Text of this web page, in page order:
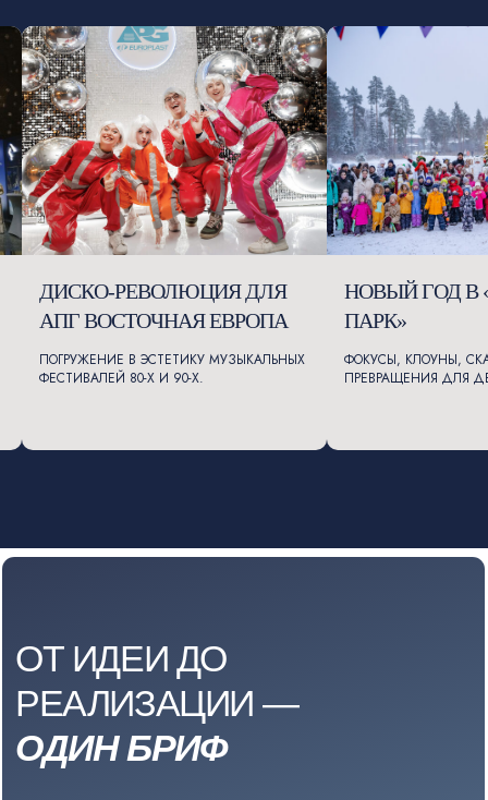
ДИСКО-РЕВОЛЮЦИЯ ДЛЯ
АПГ ВОСТОЧНАЯ ЕВРОПА
ПОГРУЖЕНИЕ В ЭСТЕТИКУ МУЗЫКАЛЬНЫХ
ФЕСТИВАЛЕЙ 80-Х И 90-Х.
НОВЫЙ ГОД В
ПАРК»
ФОКУСЫ, КЛОУНЫ,
ПРЕВРАЩЕНИЯ ДЛЯ